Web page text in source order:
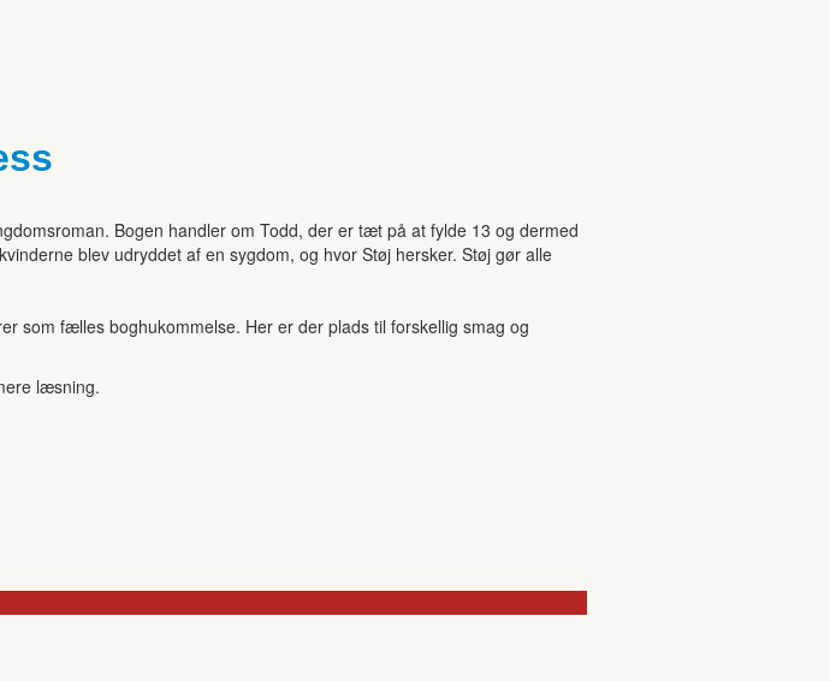
Bogen handler om Todd, der er tæt på at fylde 13 og dermed
blev udryddet af en sygdom, og hvor Støj hersker. Støj gør alle
som fælles boghukommelse. Her er der plads til forskellig smag og
læsning.